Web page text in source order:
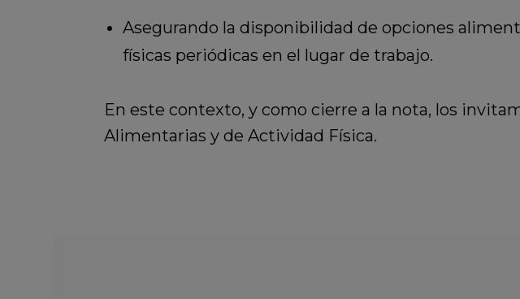
Asegurando la disponibilidad de opciones
físicas periódicas en el lugar de trabajo.
En este contexto, y como cierre a la nota, los
Alimentarias y de Actividad Física.